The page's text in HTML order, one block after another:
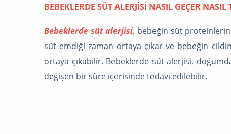
BEBEKLERDE SÜT ALERJISI NASIL GEÇER NASIL
Bebeklerde süt alerjisi, bebeğin süt
süt emdiği zaman ortaya çıkar ve bebeğin
ortaya çıkabilir. Bebeklerde süt alerjisi,
değişen bir süre içerisinde tedavi edilebilir.